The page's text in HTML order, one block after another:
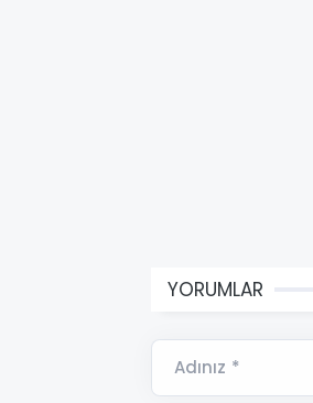
YORUMLAR
Adınız *